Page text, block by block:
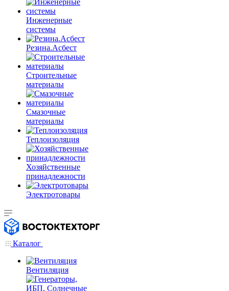
Инженерные
системы
Резина.Асбест
Строительные
материалы
Смазочные
материалы
Теплоизоляция
Хозяйственные
принадлежности
Электротовары
Каталог
Вентиляция